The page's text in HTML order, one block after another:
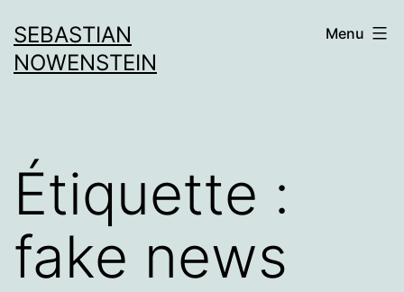
au
contenu
SEBASTIAN
NOWENSTEIN
Menu
Étiquette :
fake news